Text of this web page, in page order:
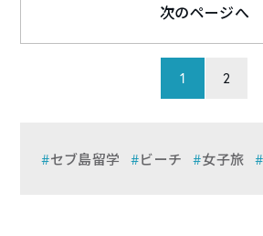
1 2
次のページへ
セブ島留学 ビーチ 女子旅